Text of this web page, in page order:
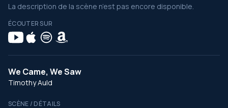
La description de la scène n’est pas encore disponible.
ÉCOUTER SUR
We Came, We Saw
Timothy Auld
SCÈNE / DÉTAILS